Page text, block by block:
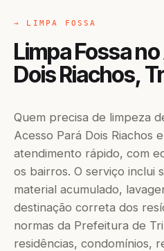
→ LIMPA FOSSA
Limpa Fossa
Dois Riachos,
Quem precisa de limpeza
Acesso Pará Dois Riachos
atendimento rápido, com
os bairros. O serviço inclui
material acumulado,
destinação correta dos
normas da Prefeitura de
residências, condomínios,